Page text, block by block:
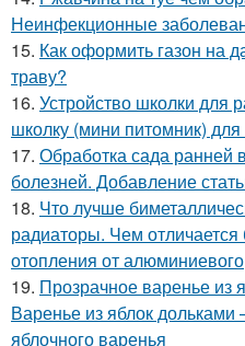
Неинфекционные
15. Как оформить газон на
траву?
16. Устройство школки для
школку (мини питомник)
17. Обработка сада ранней
болезней. Добавление
18. Что лучше
радиаторы. Чем
отопления от алюминиевого
19. Прозрачное варенье из
Варенье из яблок
яблочного варенья